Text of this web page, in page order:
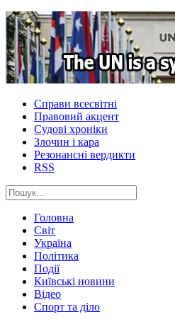
Справи всесвітні
Правовий акцент
Судові хроніки
Злочин і кара
Резонансні вердикти
RSS
Головна
Світ
Україна
Політика
Події
Київські новини
Відео
Спорт та діло